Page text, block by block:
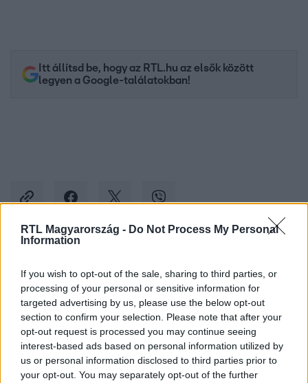
RTL Magyarország - Do Not Process My Personal
Information
If you wish to opt-out of the sale, sharing to third parties, or
processing of your personal or sensitive information for
targeted advertising by us, please use the below opt-out
section to confirm your selection. Please note that after your
opt-out request is processed you may continue seeing
interest-based ads based on personal information utilized by
us or personal information disclosed to third parties prior to
your opt-out. You may separately opt-out of the further
Itt állítsd be, hogy az RTL.hu az elsők között
legyen a Google-találatokban!
Facebookon is!
Követem